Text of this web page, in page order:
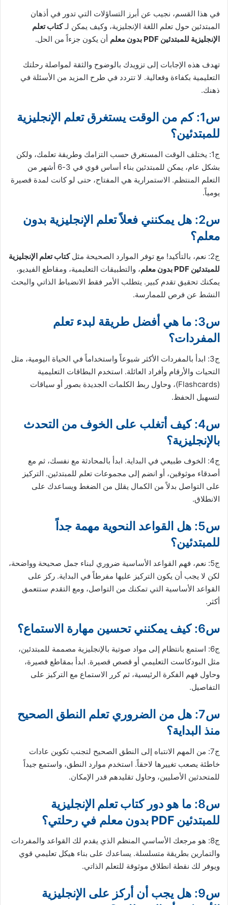
في هذا القسم، نجيب عن أبرز التساؤلات التي تدور في أذهان
المبتدئين حول تعلم اللغة الإنجليزية، وكيف يمكن لـكتاب تعلم
الإنجليزية للمبتدئين PDF بدون معلم
أن يكون جزءاً من الحل.
تهدف هذه الإجابات إلى تزويدك بالوضوح والثقة لمواصلة رحلتك
التعليمية بكفاءة وفعالية. لا تتردد في طرح المزيد من الأسئلة في
ذهنك.
س1: كم من الوقت يستغرق تعلم الإنجليزية
للمبتدئين؟
ج1: يختلف الوقت المستغرق حسب التزامك وطريقة تعلمك، ولكن
بشكل عام، يمكن للمبتدئين بناء أساس قوي في 3-6 أشهر من
التعلم المنتظم. الاستمرارية هي المفتاح، حتى لو كانت لمدة قصيرة
يومياً.
س2: هل يمكنني فعلاً تعلم الإنجليزية بدون
معلم؟
ج2: نعم، بالتأكيد! مع توفر الموارد الصحيحة مثل
كتاب تعلم الإنجليزية
للمبتدئين PDF بدون معلم
، والتطبيقات التعليمية، ومقاطع الفيديو،
يمكنك تحقيق تقدم كبير. يتطلب الأمر فقط الانضباط الذاتي والبحث
النشط عن فرص للممارسة.
س3: ما هي أفضل طريقة لبدء تعلم
المفردات؟
ج3: ابدأ بالمفردات الأكثر شيوعاً واستخداماً في الحياة اليومية، مثل
التحيات والأرقام وأفراد العائلة. استخدم البطاقات التعليمية
(Flashcards)، وحاول ربط الكلمات الجديدة بصور أو سياقات
لتسهيل الحفظ.
س4: كيف أتغلب على الخوف من التحدث
بالإنجليزية؟
ج4: الخوف طبيعي في البداية. ابدأ بالمحادثة مع نفسك، ثم مع
أصدقاء موثوقين، أو انضم إلى مجموعات تعلم للمبتدئين. التركيز
على التواصل بدلاً من الكمال يقلل من الضغط ويساعدك على
الانطلاق.
س5: هل القواعد النحوية مهمة جداً
للمبتدئين؟
ج5: نعم، فهم القواعد الأساسية ضروري لبناء جمل صحيحة وواضحة،
لكن لا يجب أن يكون التركيز عليها مفرطاً في البداية. ركز على
القواعد الأساسية التي تمكنك من التواصل، ومع التقدم ستتعمق
أكثر.
س6: كيف يمكنني تحسين مهارة الاستماع؟
ج6: استمع بانتظام إلى مواد صوتية بالإنجليزية مصممة للمبتدئين،
مثل البودكاست التعليمي أو قصص قصيرة. ابدأ بمقاطع قصيرة،
وحاول فهم الفكرة الرئيسية، ثم كرر الاستماع مع التركيز على
التفاصيل.
س7: هل من الضروري تعلم النطق الصحيح
منذ البداية؟
ج7: من المهم الانتباه إلى النطق الصحيح لتجنب تكوين عادات
خاطئة يصعب تغييرها لاحقاً. استخدم موارد النطق، واستمع جيداً
للمتحدثين الأصليين، وحاول تقليدهم قدر الإمكان.
س8: ما هو دور
كتاب تعلم الإنجليزية
للمبتدئين PDF بدون معلم
في رحلتي؟
ج8: هو مرجعك الأساسي المنظم الذي يقدم لك القواعد والمفردات
والتمارين بطريقة متسلسلة. يساعدك على بناء هيكل تعليمي قوي
ويوفر لك نقطة انطلاق موثوقة للتعلم الذاتي.
س9: هل يجب أن أركز على الإنجليزية